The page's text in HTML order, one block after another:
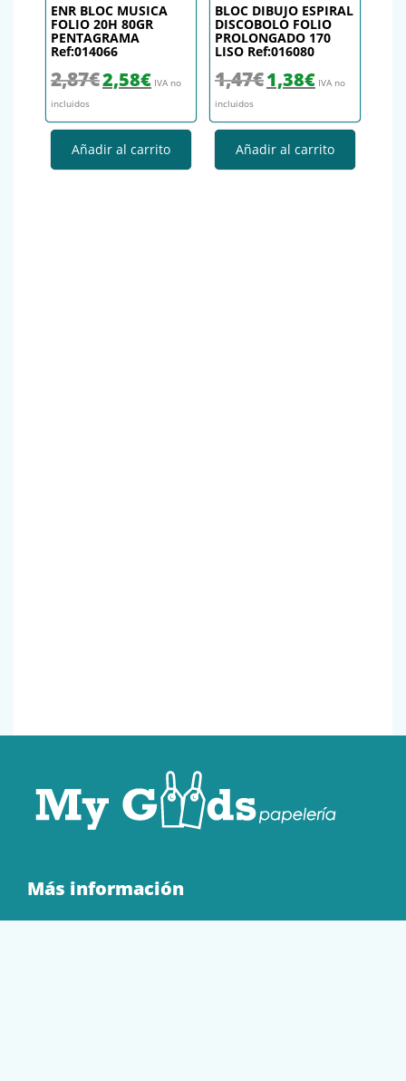
ENR BLOC MUSICA
FOLIO 20H 80GR
PENTAGRAMA
Ref:014066
2,87€El precio original era: 2,87€.
2,58€El precio actual es: 2,58€.
IVA no
incluidos
Añadir al carrito
BLOC DIBUJO ESPIRAL
DISCOBOLO FOLIO
PROLONGADO 170
LISO Ref:016080
1,47€ El precio original era: 1,47€.
1,38€El precio actual
IVA no
incluidos
Añadir al carrito
Más información